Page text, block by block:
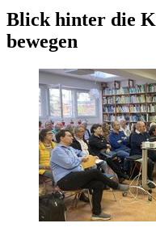
Blick hinter die
bewegen